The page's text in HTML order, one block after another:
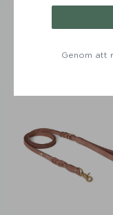
Denjo Dogs
299KR
Genom att